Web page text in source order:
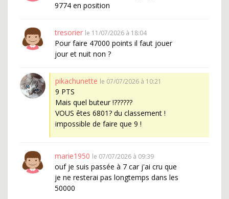
9774 en position
tresorier le 11/07/2026 à 18:04
Pour faire 47000 points il faut jouer
jour et nuit non ?
pikachunette le 07/07/2026 à 10:21
9 PTS
Mais quel buteur !??????
VOUS êtes 6801? du classement !
impossible de faire que 9 !
marie1950 le 07/07/2026 à 09:39
ouf je suis passée à 7 car j'ai cru que
je ne resterai pas longtemps dans les
50000